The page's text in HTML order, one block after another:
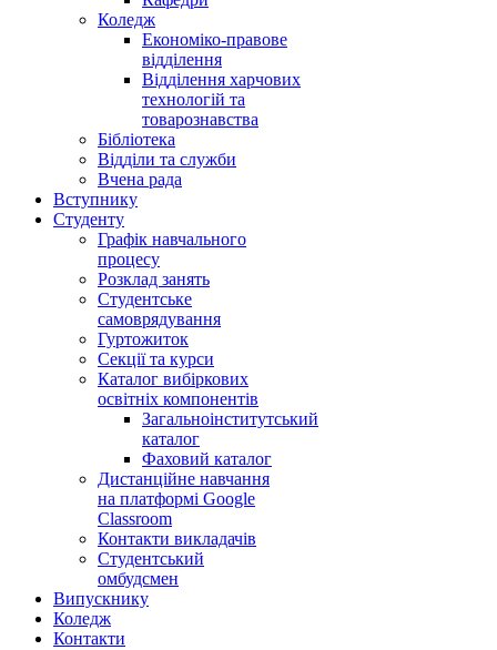
Коледж
Економіко-правове
відділення
Відділення харчових
технологій та
товарознавства
Бібліотека
Відділи та служби
Вчена рада
Вступнику
Студенту
Графік навчального
процесу
Розклад занять
Студентське
самоврядування
Гуртожиток
Секції та курси
Каталог вибіркових
освітніх компонентів
Загальноінститутський
каталог
Фаховий каталог
Дистанційне навчання
на платформі Google
Classroom
Контакти викладачів
Студентський
омбудсмен
Випускнику
Коледж
Контакти